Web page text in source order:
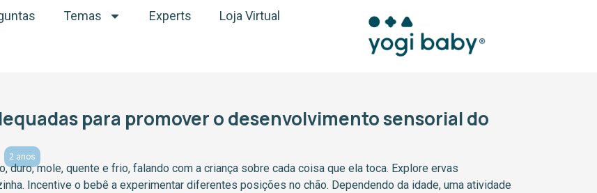
Temas Experts Loja Virtual
para promover o desenvolvimento sensorial do
2 anos
duro, mole, quente e frio, falando com a criança sobre cada coisa que ela toca. Explore ervas
Incentive o bebê a experimentar diferentes posições no chão. Dependendo da idade, uma atividade